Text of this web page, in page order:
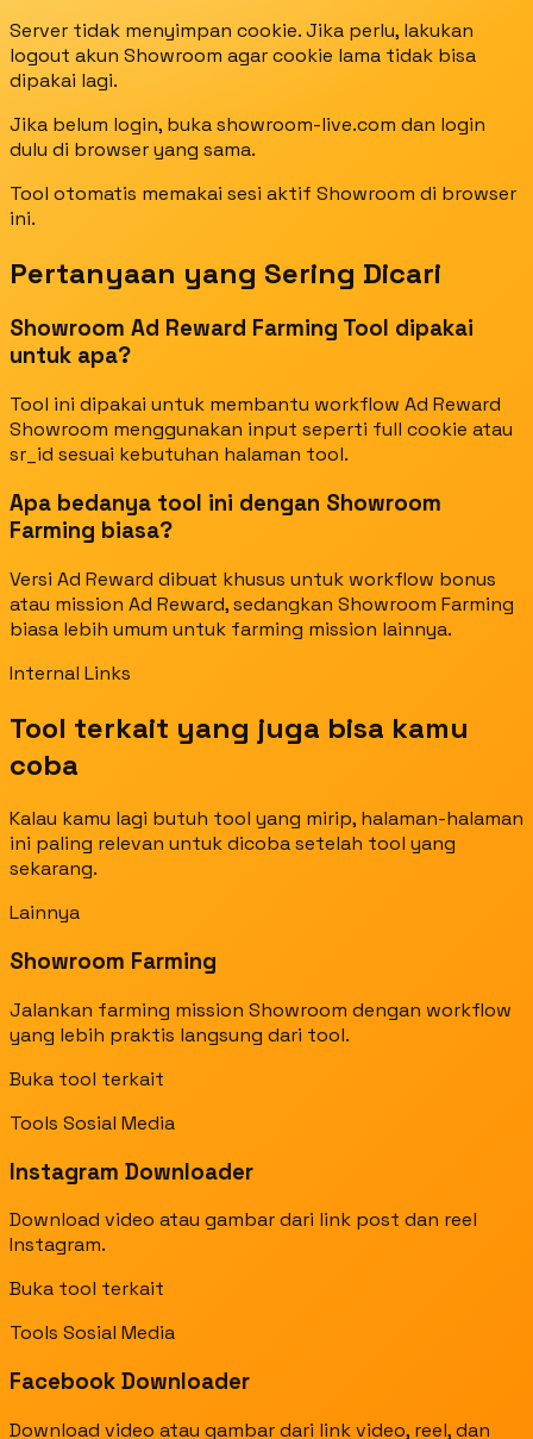
Server tidak menyimpan cookie. Jika perlu, lakukan
logout akun Showroom agar cookie lama tidak bisa
dipakai lagi.
Jika belum login, buka showroom-live.com dan login
dulu di browser yang sama.
Tool otomatis memakai sesi aktif Showroom di browser
ini.
Pertanyaan yang Sering Dicari
Showroom Ad Reward Farming Tool dipakai
untuk apa?
Tool ini dipakai untuk membantu workflow Ad Reward
Showroom menggunakan input seperti full cookie atau
sr_id sesuai kebutuhan halaman tool.
Apa bedanya tool ini dengan Showroom
Farming biasa?
Versi Ad Reward dibuat khusus untuk workflow bonus
atau mission Ad Reward, sedangkan Showroom Farming
biasa lebih umum untuk farming mission lainnya.
Internal Links
Tool terkait yang juga bisa kamu
coba
Kalau kamu lagi butuh tool yang mirip, halaman-halaman
ini paling relevan untuk dicoba setelah tool yang
sekarang.
Lainnya
Showroom Farming
Jalankan farming mission Showroom dengan workflow
yang lebih praktis langsung dari tool.
Buka tool terkait
Tools Sosial Media
Instagram Downloader
Download video atau gambar dari link post dan reel
Instagram.
Buka tool terkait
Tools Sosial Media
Facebook Downloader
Download video atau gambar dari link video, reel, dan